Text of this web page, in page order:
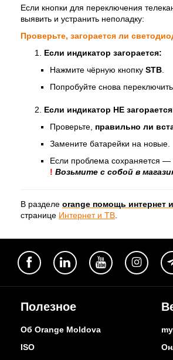
Если кнопки для переключения
выявить и устранить неполадку:
Проверьте, загорается ли
Если индикатор загорается:
Нажмите чёрную кнопку STB
Попробуйте снова
Если индикатор НЕ
Проверьте, правильно ли
Замените батарейки на новые.
Если проблема сохраняется —
! Возьмите с собой в
В разделе orange помощь интернет
странице Интернет и ТВ
Полезное
Об Orange Moldova
ISO